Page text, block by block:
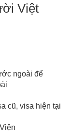
Việt
ngoài để
cũ, visa hiện tại